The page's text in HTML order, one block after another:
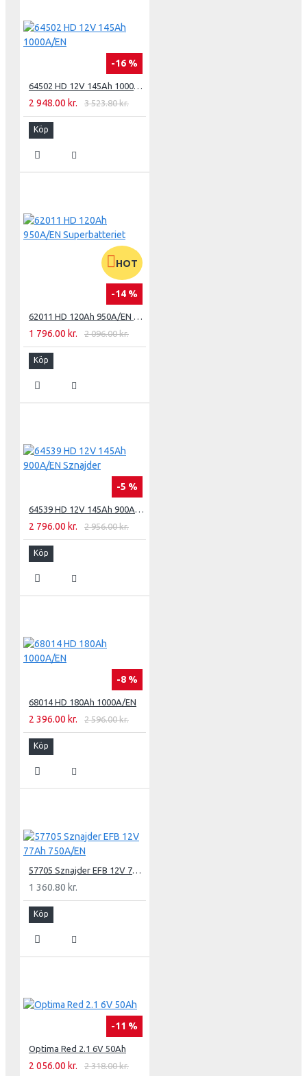
-16 %
64502 HD 12V 145Ah 1000A/EN
2 948.00 kr. 3 523.80 kr.
Köp
HOT
-14 %
62011 HD 120Ah 950A/EN Superbatteriet
1 796.00 kr. 2 096.00 kr.
Köp
-5 %
64539 HD 12V 145Ah 900A/EN Sznajder
2 796.00 kr. 2 956.00 kr.
Köp
-8 %
68014 HD 180Ah 1000A/EN
2 396.00 kr. 2 596.00 kr.
Köp
57705 Sznajder EFB 12V 77Ah 750A/EN
1 360.80 kr.
Köp
-11 %
Optima Red 2.1 6V 50Ah
2 056.00 kr. 2 318.00 kr.